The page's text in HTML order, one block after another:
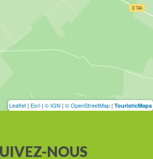
Leaflet | Esri | © IGN | © OpenStreetMap | TouristicMaps
NOUS